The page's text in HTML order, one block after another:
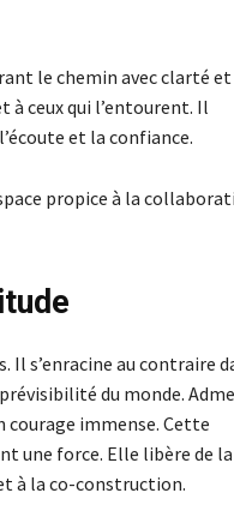
le chemin avec clarté et
à ceux qui l’entourent. Il
et la confiance.
propice à la
Il s’enracine au contraire
du monde.
courage immense. Cette
une force. Elle libère de la
à la co-construction.